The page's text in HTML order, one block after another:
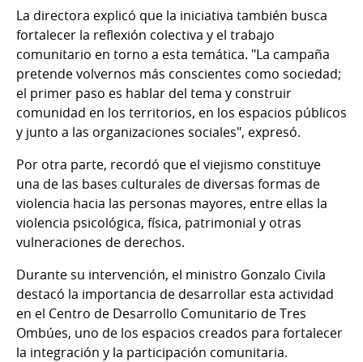
La directora explicó que la iniciativa también busca
fortalecer la reflexión colectiva y el trabajo
comunitario en torno a esta temática. "La campaña
pretende volvernos más conscientes como sociedad;
el primer paso es hablar del tema y construir
comunidad en los territorios, en los espacios públicos
y junto a las organizaciones sociales", expresó.
Por otra parte, recordó que el viejismo constituye
una de las bases culturales de diversas formas de
violencia hacia las personas mayores, entre ellas la
violencia psicológica, física, patrimonial y otras
vulneraciones de derechos.
Durante su intervención, el ministro Gonzalo Civila
destacó la importancia de desarrollar esta actividad
en el Centro de Desarrollo Comunitario de Tres
Ombúes, uno de los espacios creados para fortalecer
la integración y la participación comunitaria.